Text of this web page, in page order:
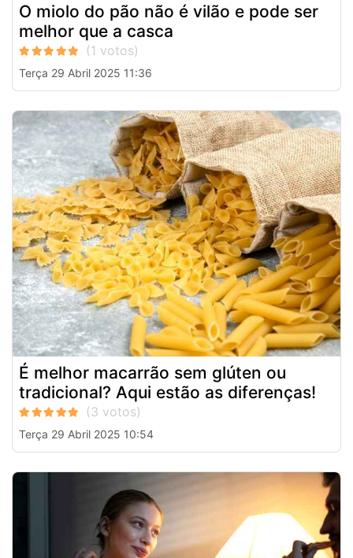
O miolo do pão não é vilão e pode ser
melhor que a casca
Terça 29 Abril 2025 11:36
É melhor macarrão sem glúten ou
tradicional? Aqui estão as diferenças!
Terça 29 Abril 2025 10:54